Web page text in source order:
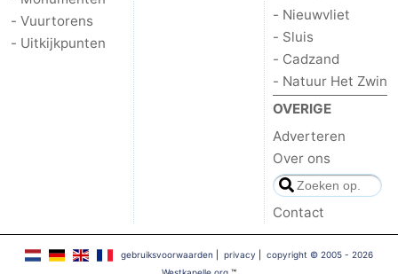
Forum
adressen
Regio
- Vuurtorens
- Uitkijkpunten
- Nieuwvliet
- Sluis
- Cadzand
- Natuur Het Zwin
OVERIGE
Adverteren
Over ons
Contact
gebruiksvoorwaarden |privacy |copyright © 2005 - 2026